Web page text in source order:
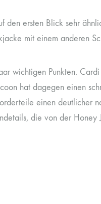
den ersten Blick sehr
mit einem anderen
wichtigen Punkten.
hat dagegen einen
einen deutlicher
die von der